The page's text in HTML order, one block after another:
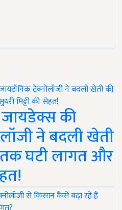
की
ने बदली खेती
तक घटी लागत और